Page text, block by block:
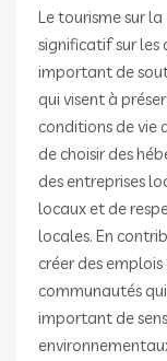
Le tourisme sur
significatif sur les
important de
qui visent à
conditions de vie
de choisir des
des entreprises
locaux et de
locales. En
créer des
communautés
important de